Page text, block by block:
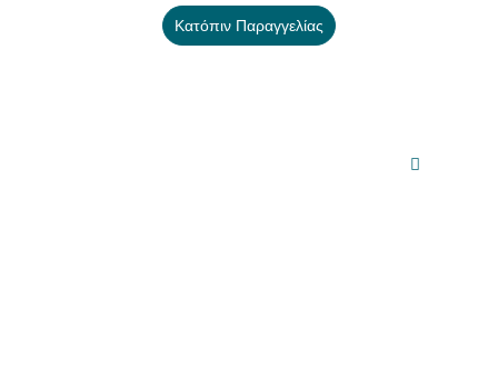
Κατόπιν Παραγγελίας